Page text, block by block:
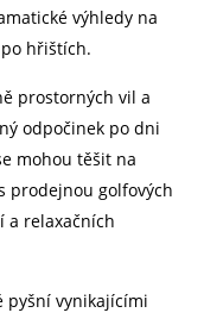
výhledy na
hřištích.
prostorných vil a
odpočinek po dni
mohou těšit na
prodejnou golfových
a relaxačních
pyšní vynikajícími